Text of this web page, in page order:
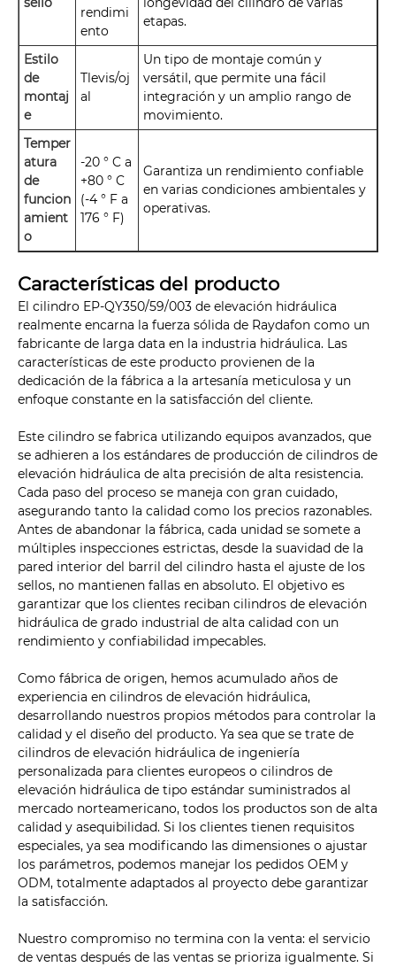
rendimi
ento
etapas.
Estilo
de
montaj
e
Tlevis/oj
al
Un tipo de montaje común y
versátil, que permite una fácil
integración y un amplio rango de
movimiento.
Temper
atura
de
funcion
amient
o
-20 ° C a
+80 ° C
(-4 ° F a
176 ° F)
Garantiza un rendimiento confiable
en varias condiciones ambientales y
operativas.
Características del producto
El cilindro EP-QY350/59/003 de elevación hidráulica
realmente encarna la fuerza sólida de Raydafon como un
fabricante de larga data en la industria hidráulica. Las
características de este producto provienen de la
dedicación de la fábrica a la artesanía meticulosa y un
enfoque constante en la satisfacción del cliente.
Este cilindro se fabrica utilizando equipos avanzados, que
se adhieren a los estándares de producción de cilindros de
elevación hidráulica de alta precisión de alta resistencia.
Cada paso del proceso se maneja con gran cuidado,
asegurando tanto la calidad como los precios razonables.
Antes de abandonar la fábrica, cada unidad se somete a
múltiples inspecciones estrictas, desde la suavidad de la
pared interior del barril del cilindro hasta el ajuste de los
sellos, no mantienen fallas en absoluto. El objetivo es
garantizar que los clientes reciban cilindros de elevación
hidráulica de grado industrial de alta calidad con un
rendimiento y confiabilidad impecables.
Como fábrica de origen, hemos acumulado años de
experiencia en cilindros de elevación hidráulica,
desarrollando nuestros propios métodos para controlar la
calidad y el diseño del producto. Ya sea que se trate de
cilindros de elevación hidráulica de ingeniería
personalizada para clientes europeos o cilindros de
elevación hidráulica de tipo estándar suministrados al
mercado norteamericano, todos los productos son de alta
calidad y asequibilidad. Si los clientes tienen requisitos
especiales, ya sea modificando las dimensiones o ajustar
los parámetros, podemos manejar los pedidos OEM y
ODM, totalmente adaptados al proyecto debe garantizar
la satisfacción.
Nuestro compromiso no termina con la venta: el servicio
de ventas después de las ventas se prioriza igualmente. Si